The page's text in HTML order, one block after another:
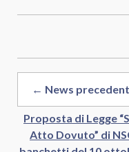
← News
Proposta di Legge
Atto Dovuto” di